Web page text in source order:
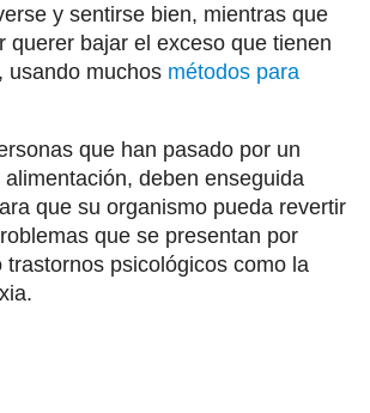
y sentirse bien, mientras que
querer bajar el exceso que tienen
usando muchos métodos para
que han pasado por un
deben enseguida
que su organismo pueda revertir
que se presentan por
trastornos psicológicos como la